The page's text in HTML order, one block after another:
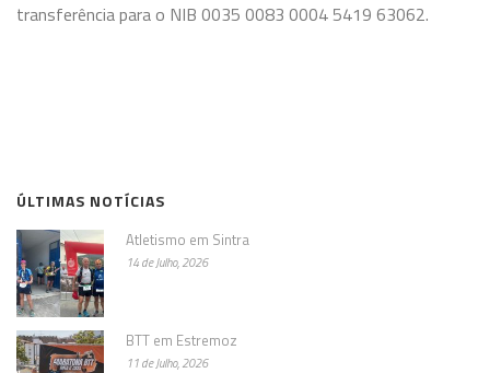
transferência para o NIB 0035 0083 0004 5419 63062.
ÚLTIMAS NOTÍCIAS
Atletismo em Sintra
14 de Julho, 2026
BTT em Estremoz
11 de Julho, 2026